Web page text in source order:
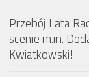
Przebój Lata
scenie m.in.
Kwiatkowski!